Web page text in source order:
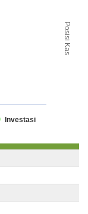
Posisi Kas
Investasi